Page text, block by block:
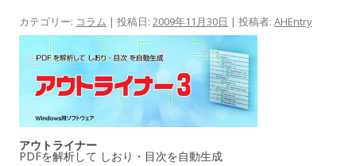
カテゴリー: コラム | 投稿日: 2009年11月30日 | 投稿者: AHEntry
アウトライナー
PDFを解析して しおり・目次を自動生成